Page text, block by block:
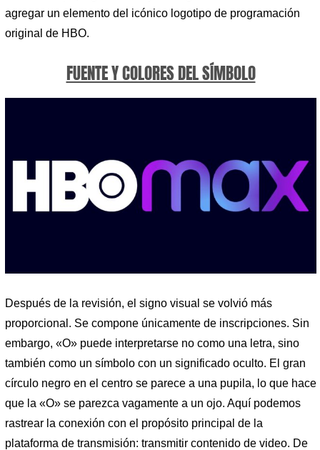
agregar un elemento del icónico logotipo de programación
original de HBO.
FUENTE Y COLORES DEL SÍMBOLO
Después de la revisión, el signo visual se volvió más
proporcional. Se compone únicamente de inscripciones. Sin
embargo, «O» puede interpretarse no como una letra, sino
también como un símbolo con un significado oculto. El gran
círculo negro en el centro se parece a una pupila, lo que hace
que la «O» se parezca vagamente a un ojo. Aquí podemos
rastrear la conexión con el propósito principal de la
plataforma de transmisión: transmitir contenido de video. De